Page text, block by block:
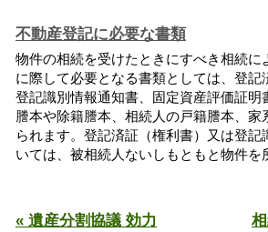
不動産登記に必要な書類
物件の相続を受けたときにすべき相続に
に際して必要となる書類としては、登記
登記識別情報通知書、固定資産評価証明
謄本や除籍謄本、相続人の戸籍謄本、家
られます。登記済証（権利書）又は登記
いては、被相続人ないしもともと物件を
« 遺産分割協議 効力